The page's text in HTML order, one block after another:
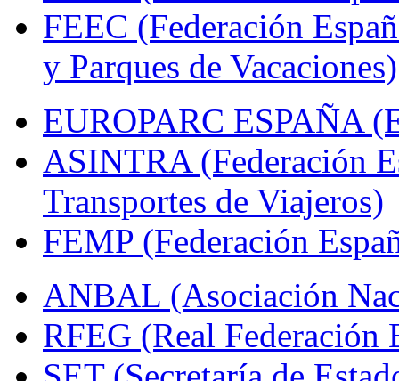
FEEC (Federación
y Parques de Vacaciones)
EUROPARC ESPAÑA
ASINTRA (Federación
Transportes de Viajeros)
FEMP (Federación
ANBAL (Asociación
RFEG (Real Federación